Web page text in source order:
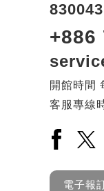
+886
開館時間
客服專線
X(
電子報